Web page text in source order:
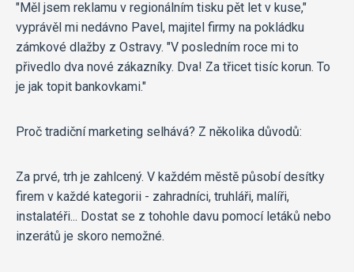
"Měl jsem reklamu v regionálním tisku pět let v kuse,"
vyprávěl mi nedávno Pavel, majitel firmy na pokládku
zámkové dlažby z Ostravy. "V posledním roce mi to
přivedlo dva nové zákazníky. Dva! Za třicet tisíc korun. To
je jak topit bankovkami."
Proč tradiční marketing selhává? Z několika důvodů:
Za prvé, trh je zahlcený. V každém městě působí desítky
firem v každé kategorii - zahradníci, truhláři, malíři,
instalatéři... Dostat se z tohohle davu pomocí letáků nebo
inzerátů je skoro nemožné.